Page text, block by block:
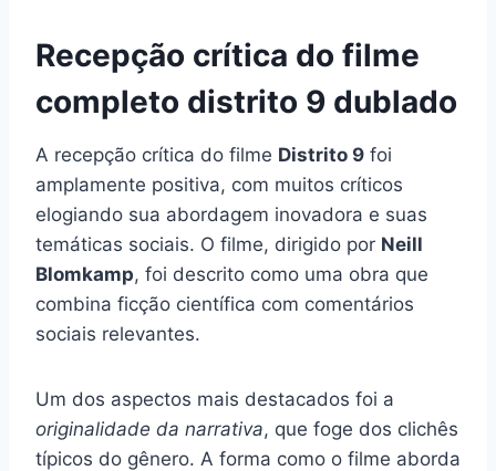
Recepção crítica do filme
completo distrito 9 dublado
A recepção crítica do filme Distrito 9 foi
amplamente positiva, com muitos críticos
elogiando sua abordagem inovadora e suas
temáticas sociais. O filme, dirigido por Neill
Blomkamp, foi descrito como uma obra que
combina ficção científica com comentários
sociais relevantes.
Um dos aspectos mais destacados foi a
originalidade da narrativa, que foge dos clichês
típicos do gênero. A forma como o filme aborda